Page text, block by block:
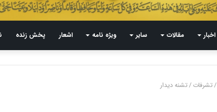
اخبار مقالات سایر ویژه نامه اشعار پخش زنده
/تشرفات/تشنه دیدار